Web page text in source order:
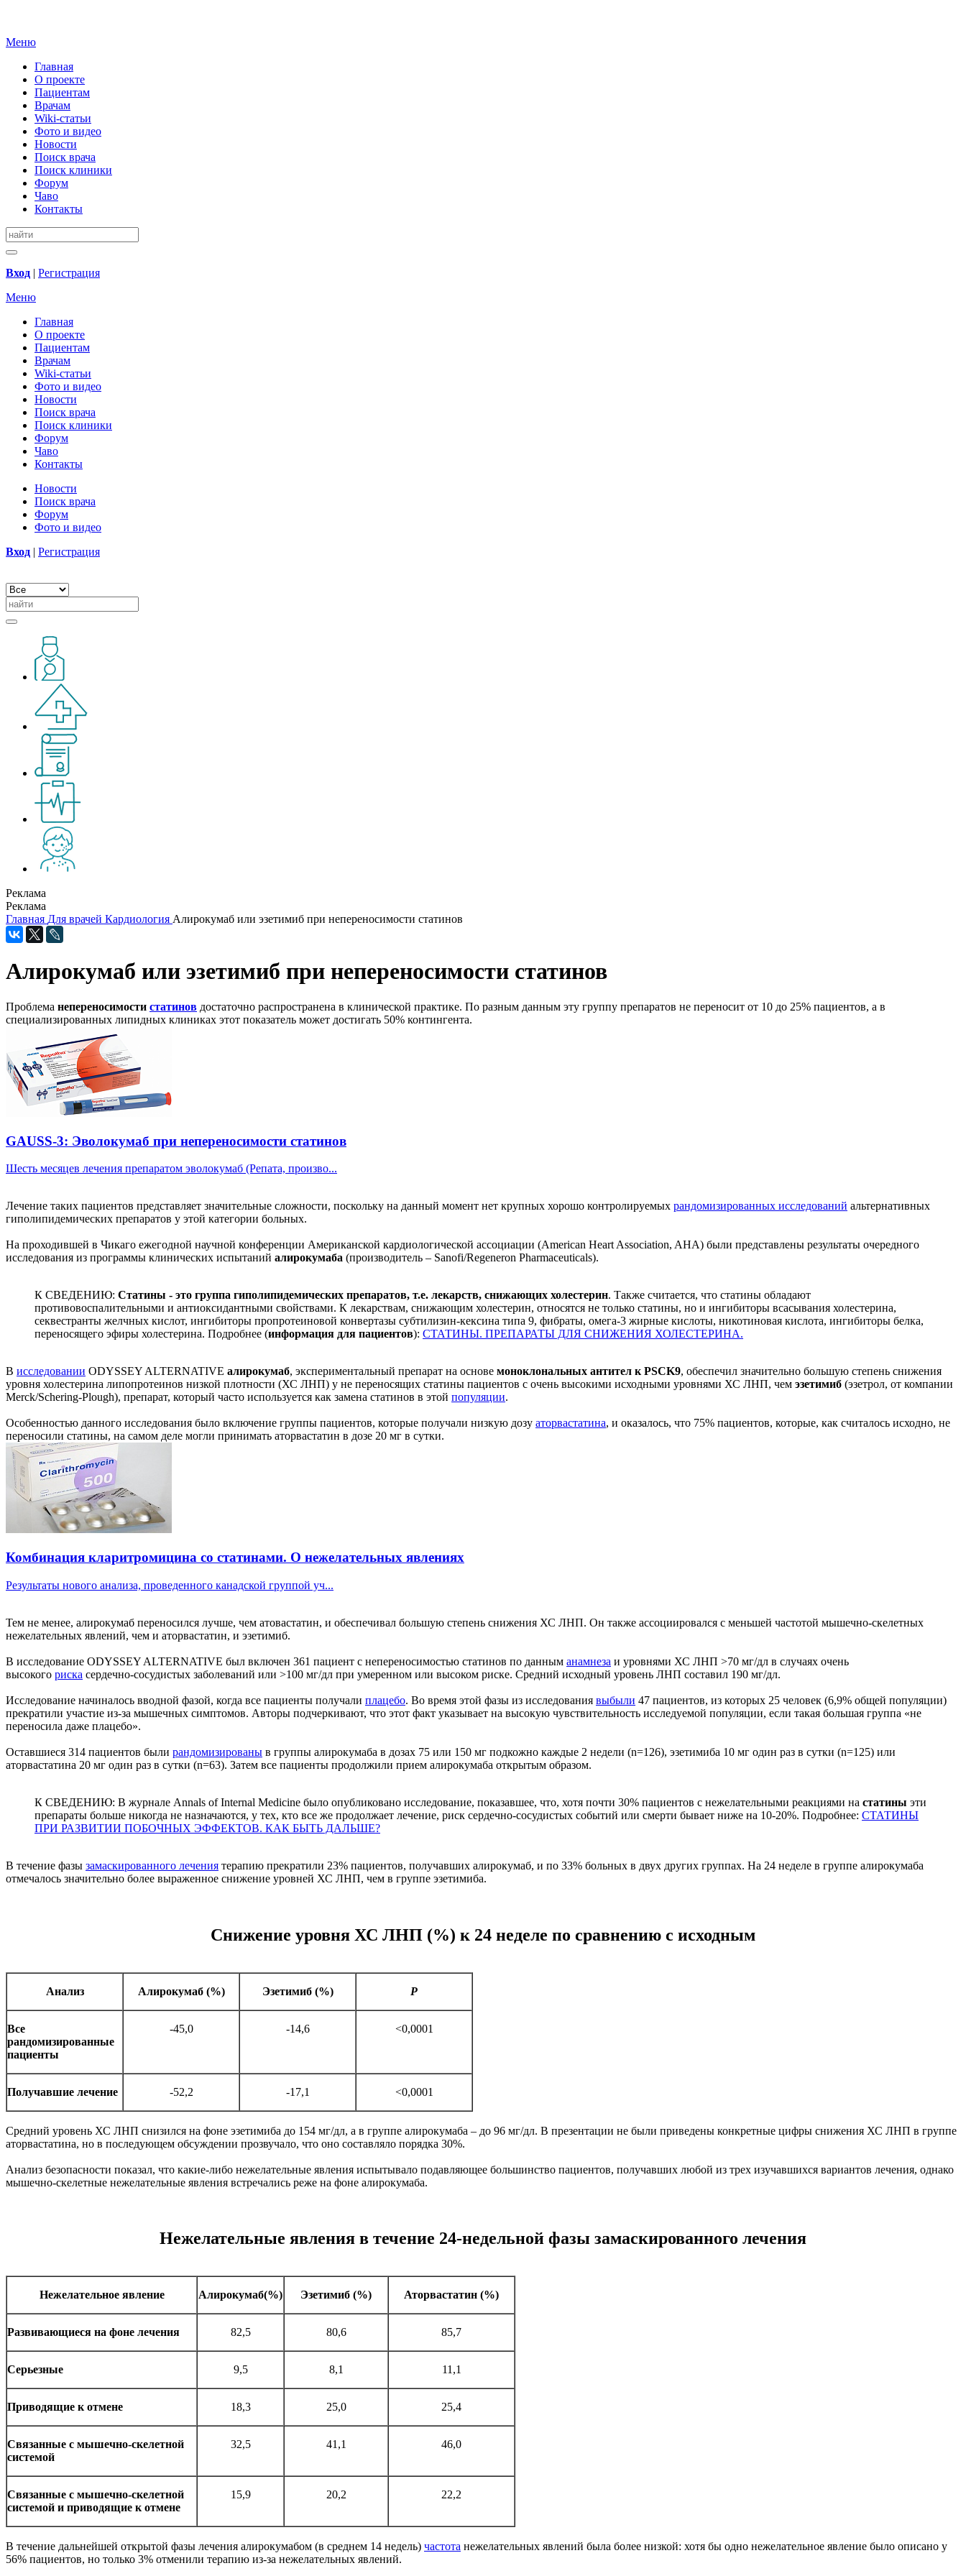
Меню
Главная
О проекте
Пациентам
Врачам
Wiki-статьи
Фото и видео
Новости
Поиск врача
Поиск клиники
Форум
Чаво
Контакты
Вход | Регистрация
Меню
Главная
О проекте
Пациентам
Врачам
Wiki-статьи
Фото и видео
Новости
Поиск врача
Поиск клиники
Форум
Чаво
Контакты
Новости
Поиск врача
Форум
Фото и видео
Вход | Регистрация
Реклама
Реклама
Главная Для врачей Кардиология Алирокумаб или эзетимиб при непереносимости статинов
Алирокумаб или эзетимиб при непереносимости статинов
Проблема непереносимости статинов достаточно распространена в клинической практике. По разным данным эту группу препаратов не переносит от 10 до 25% пациентов, а в
специализированных липидных клиниках этот показатель может достигать 50% контингента.
GAUSS-3: Эволокумаб при непереносимости статинов
Шесть месяцев лечения препаратом эволокумаб (Репата, произво...
Лечение таких пациентов представляет значительные сложности, поскольку на данный момент нет крупных хорошо контролируемых рандомизированных исследований альтернативных
гиполипидемических препаратов у этой категории больных.
На проходившей в Чикаго ежегодной научной конференции Американской кардиологической ассоциации (American Heart Association, AHA) были представлены результаты очередного
исследования из программы клинических испытаний алирокумаба (производитель – Sanofi/Regeneron Pharmaceuticals).
К СВЕДЕНИЮ: Статины - это группа гиполипидемических препаратов, т.е. лекарств, снижающих холестерин. Также считается, что статины обладают
противовоспалительными и антиоксидантными свойствами. К лекарствам, снижающим холестерин, относятся не только статины, но и ингибиторы всасывания холестерина,
секвестранты желчных кислот, ингибиторы пропротеиновой конвертазы субтилизин‐кексина типа 9, фибраты, омега‐3 жирные кислоты, никотиновая кислота, ингибиторы белка,
переносящего эфиры холестерина. Подробнее (информация для пациентов): СТАТИНЫ. ПРЕПАРАТЫ ДЛЯ СНИЖЕНИЯ ХОЛЕСТЕРИНА.
В исследовании ODYSSEY ALTERNATIVE алирокумаб, экспериментальный препарат на основе моноклональных антител к PSCK9, обеспечил значительно большую степень снижения
уровня холестерина липопротеинов низкой плотности (ХС ЛНП) у не переносящих статины пациентов с очень высокими исходными уровнями ХС ЛНП, чем эзетимиб (эзетрол, от компании
Merck/Schering-Plough), препарат, который часто используется как замена статинов в этой популяции.
Особенностью данного исследования было включение группы пациентов, которые получали низкую дозу аторвастатина, и оказалось, что 75% пациентов, которые, как считалось исходно, не
переносили статины, на самом деле могли принимать аторвастатин в дозе 20 мг в сутки.
Комбинация кларитромицина со статинами. О нежелательных явлениях
Результаты нового анализа, проведенного канадской группой уч...
Тем не менее, алирокумаб переносился лучше, чем атовастатин, и обеспечивал большую степень снижения ХС ЛНП. Он также ассоциировался с меньшей частотой мышечно-скелетных
нежелательных явлений, чем и аторвастатин, и эзетимиб.
В исследование ODYSSEY ALTERNATIVE был включен 361 пациент с непереносимостью статинов по данным анамнеза и уровнями ХС ЛНП >70 мг/дл в случаях очень
высокого риска сердечно-сосудистых заболеваний или >100 мг/дл при умеренном или высоком риске. Средний исходный уровень ЛНП составил 190 мг/дл.
Исследование начиналось вводной фазой, когда все пациенты получали плацебо. Во время этой фазы из исследования выбыли 47 пациентов, из которых 25 человек (6,9% общей популяции)
прекратили участие из-за мышечных симптомов. Авторы подчеркивают, что этот факт указывает на высокую чувствительность исследуемой популяции, если такая большая группа «не
переносила даже плацебо».
Оставшиеся 314 пациентов были рандомизированы в группы алирокумаба в дозах 75 или 150 мг подкожно каждые 2 недели (n=126), эзетимиба 10 мг один раз в сутки (n=125) или
аторвастатина 20 мг один раз в сутки (n=63). Затем все пациенты продолжили прием алирокумаба открытым образом.
К СВЕДЕНИЮ: В журнале Annals of Internal Medicine было опубликовано исследование, показавшее, что, хотя почти 30% пациентов с нежелательными реакциями на статины эти
препараты больше никогда не назначаются, у тех, кто все же продолжает лечение, риск сердечно-сосудистых событий или смерти бывает ниже на 10-20%. Подробнее: СТАТИНЫ
ПРИ РАЗВИТИИ ПОБОЧНЫХ ЭФФЕКТОВ. КАК БЫТЬ ДАЛЬШЕ?
В течение фазы замаскированного лечения терапию прекратили 23% пациентов, получавших алирокумаб, и по 33% больных в двух других группах. На 24 неделе в группе алирокумаба
отмечалось значительно более выраженное снижение уровней ХС ЛНП, чем в группе эзетимиба.
Снижение уровня ХС ЛНП (%) к 24 неделе по сравнению с исходным
Анализ Алирокумаб (%) Эзетимиб (%) P
Все
рандомизированные
пациенты
-45,0 -14,6 <0,0001
Получавшие лечение -52,2 -17,1 <0,0001
Средний уровень ХС ЛНП снизился на фоне эзетимиба до 154 мг/дл, а в группе алирокумаба – до 96 мг/дл. В презентации не были приведены конкретные цифры снижения ХС ЛНП в группе
аторвастатина, но в последующем обсуждении прозвучало, что оно составляло порядка 30%.
Анализ безопасности показал, что какие-либо нежелательные явления испытывало подавляющее большинство пациентов, получавших любой из трех изучавшихся вариантов лечения, однако
мышечно-скелетные нежелательные явления встречались реже на фоне алирокумаба.
Нежелательные явления в течение 24-недельной фазы замаскированного лечения
Нежелательное явление Алирокумаб(%) Эзетимиб (%) Аторвастатин (%)
Развивающиеся на фоне лечения 82,5 80,6 85,7
Серьезные 9,5 8,1 11,1
Приводящие к отмене 18,3 25,0 25,4
Связанные с мышечно-скелетной
системой
32,5 41,1 46,0
Связанные с мышечно-скелетной
системой и приводящие к отмене
15,9 20,2 22,2
В течение дальнейшей открытой фазы лечения алирокумабом (в среднем 14 недель) частота нежелательных явлений была более низкой: хотя бы одно нежелательное явление было описано у
56% пациентов, но только 3% отменили терапию из-за нежелательных явлений.